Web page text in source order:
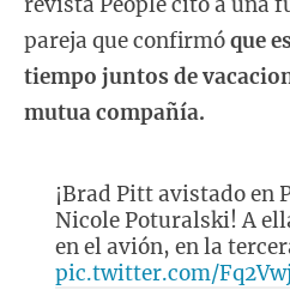
pareja que confirmóque
tiempo juntos de
mutua compañía.
¡Brad Pitt avistado en
Nicole Poturalski! A
en el avión, en la
pic.twitter.com/